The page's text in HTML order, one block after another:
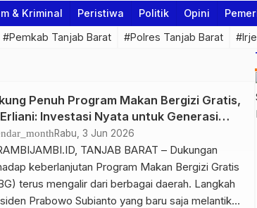
& Kriminal Peristiwa Politik Opini
#Pemkab Tanjab Barat #Polres Tanjab Barat
Penuh Program Makan Bergizi Gratis,
Investasi Nyata untuk Generasi
dan CerdasRabu, 3 Jun 2026
TANJAB BARAT – Dukungan
keberlanjutan Program Makan Bergizi Gratis
terus mengalir dari berbagai daerah. Langkah
Prabowo Subianto yang baru saja melantik